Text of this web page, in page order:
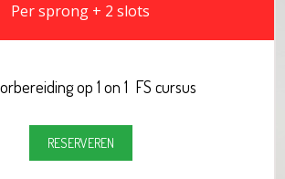
Per sprong + 2 slots
op 1 on 1 FS cursus
RESERVEREN